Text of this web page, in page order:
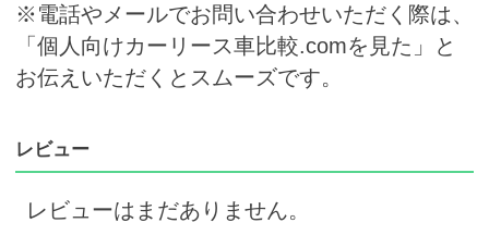
※電話やメールでお問い合わせいただく際は、
「個人向けカーリース車比較.comを見た」と
お伝えいただくとスムーズです。
レビュー
レビューはまだありません。